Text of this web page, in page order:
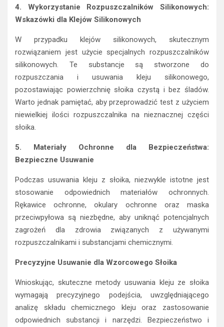
4. Wykorzystanie Rozpuszczalników Silikonowych:
Wskazówki dla Klejów Silikonowych
W przypadku klejów silikonowych, skutecznym
rozwiązaniem jest użycie specjalnych rozpuszczalników
silikonowych. Te substancje są stworzone do
rozpuszczania i usuwania kleju silikonowego,
pozostawiając powierzchnię słoika czystą i bez śladów.
Warto jednak pamiętać, aby przeprowadzić test z użyciem
niewielkiej ilości rozpuszczalnika na nieznacznej części
słoika.
5. Materiały Ochronne dla Bezpieczeństwa:
Bezpieczne Usuwanie
Podczas usuwania kleju z słoika, niezwykle istotne jest
stosowanie odpowiednich materiałów ochronnych.
Rękawice ochronne, okulary ochronne oraz maska
przeciwpyłowa są niezbędne, aby uniknąć potencjalnych
zagrożeń dla zdrowia związanych z używanymi
rozpuszczalnikami i substancjami chemicznymi.
Precyzyjne Usuwanie dla Wzorcowego Słoika
Wnioskując, skuteczne metody usuwania kleju ze słoika
wymagają precyzyjnego podejścia, uwzględniającego
analizę składu chemicznego kleju oraz zastosowanie
odpowiednich substancji i narzędzi. Bezpieczeństwo i